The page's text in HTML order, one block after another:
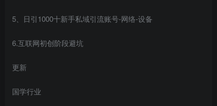
5、日引1000十新手私域引流账号-网络-设备
6.互联网初创阶段避坑
更新
国学行业